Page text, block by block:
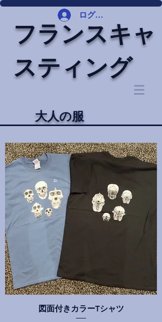
ログイン
フランスキャ
スティング
大人の服
図面付きカラーTシャツ